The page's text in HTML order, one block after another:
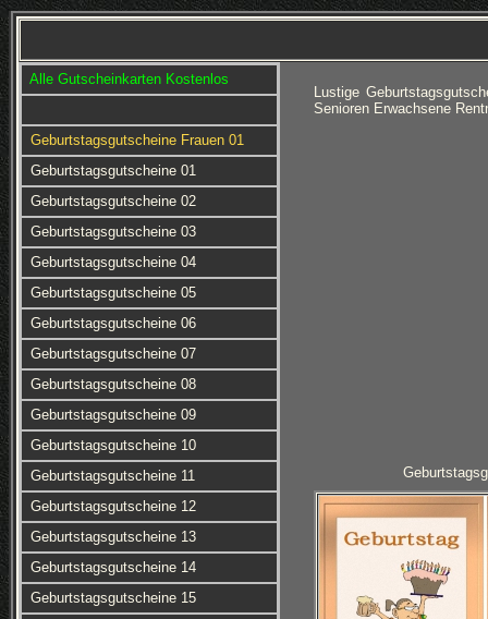
Alle Gutscheinkarten Kostenlos
Geburtstagsgutscheine Frauen 01
Geburtstagsgutscheine 01
Geburtstagsgutscheine 02
Geburtstagsgutscheine 03
Geburtstagsgutscheine 04
Geburtstagsgutscheine 05
Geburtstagsgutscheine 06
Geburtstagsgutscheine 07
Geburtstagsgutscheine 08
Geburtstagsgutscheine 09
Geburtstagsgutscheine 10
Geburtstagsgutscheine 11
Geburtstagsgutscheine 12
Geburtstagsgutscheine 13
Geburtstagsgutscheine 14
Geburtstagsgutscheine 15
Lustige
Senioren Erwachsene